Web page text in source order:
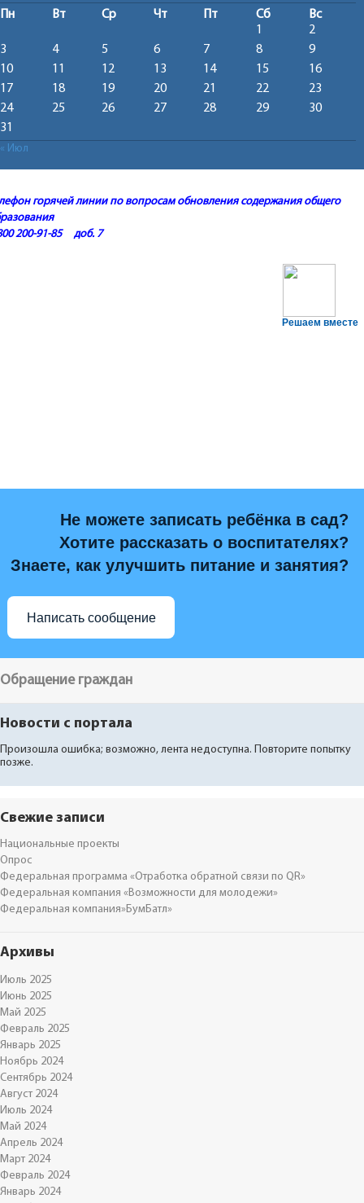
Пн Вт Ср Чт Пт Сб
Вс
1
2
3
4 5 6 7 8
9
10
11 12 13 14 15
16
17
18 19 20 21 22
23
24
25 26 27 28 29
30
31
« Июл
горячей линии по вопросам обновления содержания общего
200-91-85 доб. 7
Решаем вместе
Не можете записать ребёнка в сад?
Хотите рассказать о воспитателях?
Знаете, как улучшить питание и занятия?
Написать сообщение
Обращение граждан
Новости с портала
Произошла ошибка; возможно, лента недоступна. Повторите попытку
позже.
Свежие записи
Национальные проекты
Опрос
Федеральная программа «Отработка обратной связи по QR»
Федеральная компания «Возможности для молодежи»
Федеральная компания»БумБатл»
Архивы
Июль 2025
Июнь 2025
Май 2025
Февраль 2025
Январь 2025
Ноябрь 2024
Сентябрь 2024
Август 2024
Июль 2024
Май 2024
Апрель 2024
Март 2024
Февраль 2024
Январь 2024